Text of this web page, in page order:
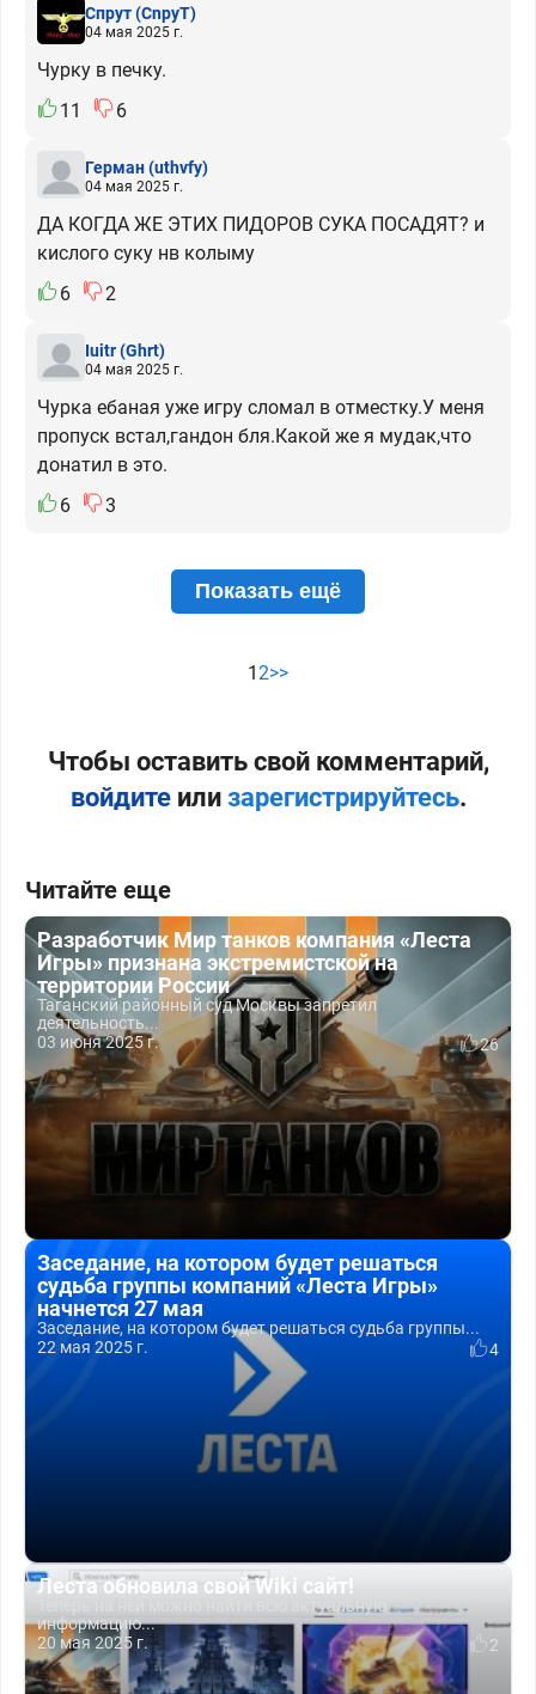
Спрут(CnpyT)
04 мая 2025 г.
Чурку в печку.
11
6
Герман(uthvfy)
04 мая 2025 г.
ДА КОГДА ЖЕ ЭТИХ ПИДОРОВ СУКА ПОСАДЯТ? и
кислого суку нв колыму
6
2
Iuitr(Ghrt)
04 мая 2025 г.
Чурка ебаная уже игру сломал в отместку.У меня
пропуск встал,гандон бля.Какой же я мудак,что
донатил в это.
6
3
Показать ещё
12>>
Чтобы оставить свой комментарий,
войдитеили зарегистрируйтесь.
Читайте еще
Разработчик Мир танков компания «Леста
Игры» признана экстремистской на
территории России
Таганский районный суд Москвы запретил
деятельность...
03 июня 2025 г.
26
Заседание, на котором будет решаться
судьба группы компаний «Леста Игры»
начнется 27 мая
Заседание, на котором будет решаться судьба группы...
22 мая 2025 г.
4
Леста обновила свой Wiki сайт!
Теперь на ней можно найти всю актуальную
информацию...
20 мая 2025 г.
2